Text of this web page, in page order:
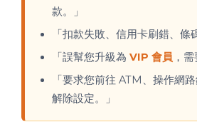
款。」
「扣款失敗、信用卡刷錯、條
「誤幫您升級為 VIP 會員 ，
「要求您前往 ATM、操作網
解除設定。」